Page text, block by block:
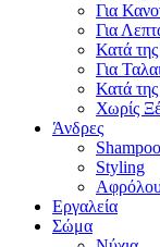
Για
Για
Κατά της
Για
Κατά
Χωρίς
Άνδρες
Shampoo
Styling
Εργαλεία
Σώμα